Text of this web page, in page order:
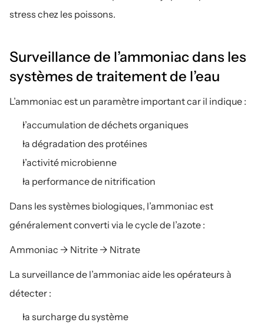
stress chez les poissons.
Surveillance de l’ammoniac dans les
systèmes de traitement de l’eau
L’ammoniac est un paramètre important car il indique :
l’accumulation de déchets organiques
la dégradation des protéines
l’activité microbienne
la performance de nitrification
Dans les systèmes biologiques, l’ammoniac est
généralement converti via le cycle de l’azote :
Ammoniac → Nitrite → Nitrate
La surveillance de l’ammoniac aide les opérateurs à
détecter :
la surcharge du système